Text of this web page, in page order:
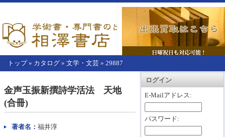
トップ» カタログ » 文学・文芸 » 29887
カートを見る
ログイン
E-Mailアドレス:
パスワード:
こ
か
ら
本
文】
金声玉振新撰詩学活法 天地
(合冊)
著者名： 福井淳